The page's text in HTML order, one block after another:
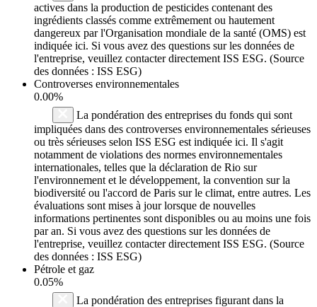
actives dans la production de pesticides contenant des
ingrédients classés comme extrêmement ou hautement
dangereux par l'Organisation mondiale de la santé (OMS) est
indiquée ici. Si vous avez des questions sur les données de
l'entreprise, veuillez contacter directement ISS ESG. (Source
des données : ISS ESG)
Controverses environnementales
0.00%
La pondération des entreprises du fonds qui sont
impliquées dans des controverses environnementales sérieuses
ou très sérieuses selon ISS ESG est indiquée ici. Il s'agit
notamment de violations des normes environnementales
internationales, telles que la déclaration de Rio sur
l'environnement et le développement, la convention sur la
biodiversité ou l'accord de Paris sur le climat, entre autres. Les
évaluations sont mises à jour lorsque de nouvelles
informations pertinentes sont disponibles ou au moins une fois
par an. Si vous avez des questions sur les données de
l'entreprise, veuillez contacter directement ISS ESG. (Source
des données : ISS ESG)
Pétrole et gaz
0.05%
La pondération des entreprises figurant dans la